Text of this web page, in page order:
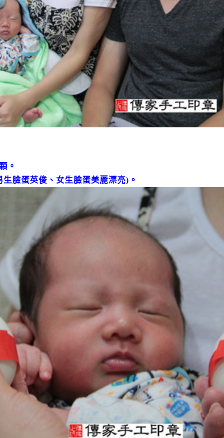
。
臉蛋英俊、女生臉蛋美麗漂亮)。